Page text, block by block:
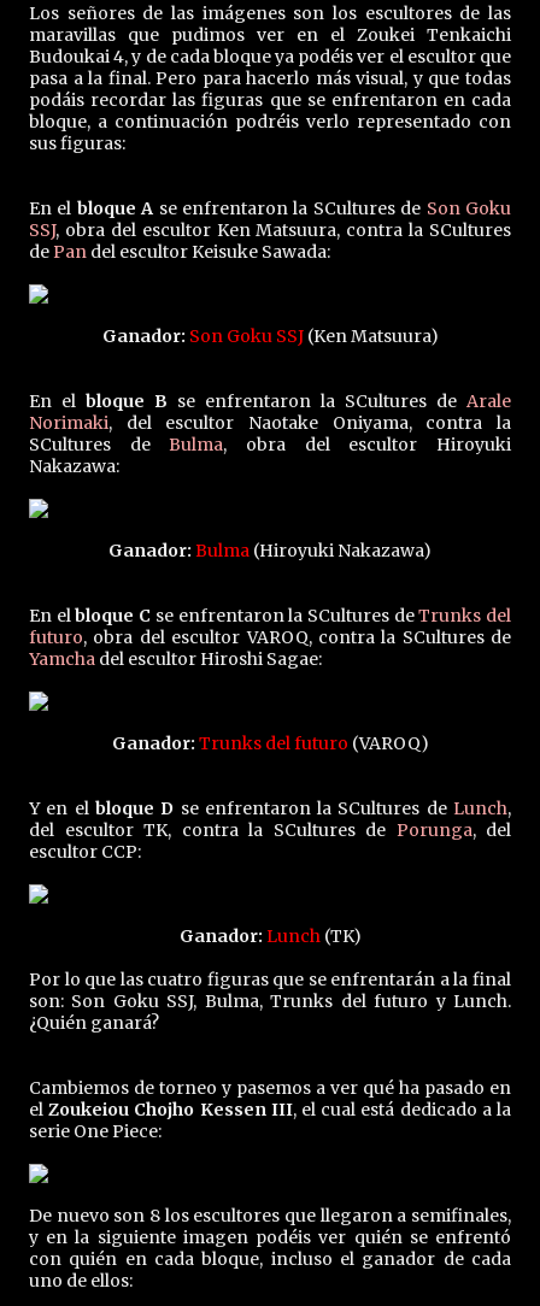
Los señores de las imágenes son los escultores de las
maravillas que pudimos ver en el Zoukei Tenkaichi
Budoukai 4, y de cada bloque ya podéis ver el escultor que
pasa a la final. Pero para hacerlo más visual, y que todas
podáis recordar las figuras que se enfrentaron en cada
bloque, a continuación podréis verlo representado con
sus figuras:
En el bloque A se enfrentaron la SCultures de Son Goku
SSJ, obra del escultor Ken Matsuura, contra la SCultures
dePan del escultor Keisuke Sawada:
Ganador: Son Goku SSJ(Ken Matsuura)
En el bloque B se enfrentaron la SCultures de Arale
Norimaki, del escultor Naotake Oniyama, contra la
SCultures deBulma, obra del escultor Hiroyuki
Nakazawa:
Ganador: Bulma (Hiroyuki Nakazawa)
En elbloque C se enfrentaron la SCultures deTrunks del
futuro, obra del escultor VAROQ, contra la SCultures de
Yamcha del escultor Hiroshi Sagae:
Ganador: Trunks del futuro (VAROQ)
Y en el bloque D se enfrentaron la SCultures deLunch,
del escultor TK, contra la SCultures de Porunga, del
escultor CCP:
Ganador: Lunch(TK)
Por lo que las cuatro figuras que se enfrentarán a la final
son: Son Goku SSJ, Bulma, Trunks del futuro y Lunch.
¿Quién ganará?
Cambiemos de torneo y pasemos a ver qué ha pasado en
elZoukeiou Chojho Kessen III, el cual está dedicado a la
serie One Piece:
De nuevo son 8 los escultores que llegaron a semifinales,
y en la siguiente imagen podéis ver quién se enfrentó
con quién en cada bloque, incluso el ganador de cada
uno de ellos: